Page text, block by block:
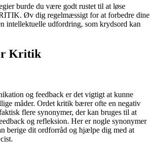
burde du være godt rustet til at løse
Øv dig regelmæssigt for at forbedre dine
intellektuelle udfordring, som krydsord kan
Kritik
og feedback er det vigtigt at kunne
måder. Ordet kritik bærer ofte en negativ
flere synonymer, der kan bruges til at
og refleksion. Her er nogle synonymer
berige dit ordforråd og hjælpe dig med at